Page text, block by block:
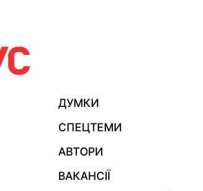
ДУМКИ
СПЕЦТЕМИ
АВТОРИ
ВАКАНСІЇ